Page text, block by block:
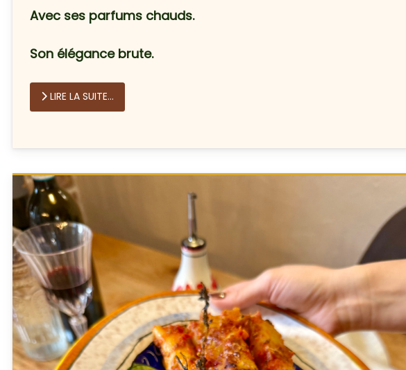
Avec ses parfums chauds.
Son élégance brute.
LIRE LA SUITE...